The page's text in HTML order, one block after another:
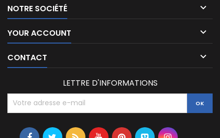
NOTRE SOCIÉTÉ 
YOUR ACCOUNT 
CONTACT 
LETTRE D'INFORMATIONS